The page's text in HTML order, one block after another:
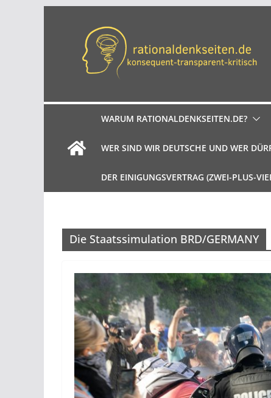
WARUM RATIONALDENKSEITEN.DE?
WER SIND WIR DEUTSCHE UND WER
DER EINIGUNGSVERTRAG (ZWEI-PLUS-
Die Staatssimulation BRD/GERMANY